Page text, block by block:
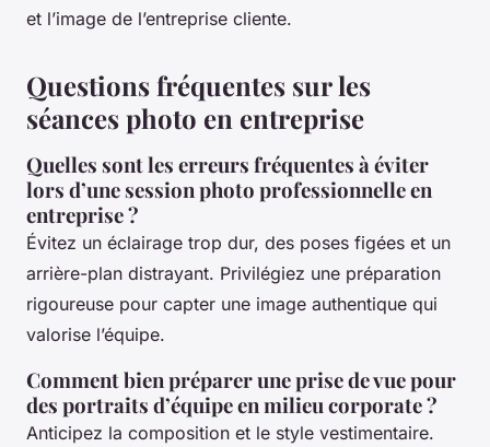
et l’image de l’entreprise cliente.
Questions fréquentes sur les
séances photo en entreprise
Quelles sont les erreurs fréquentes à éviter
lors d’une session photo professionnelle en
entreprise ?
Évitez un éclairage trop dur, des poses figées et un
arrière-plan distrayant. Privilégiez une préparation
rigoureuse pour capter une image authentique qui
valorise l’équipe.
Comment bien préparer une prise de vue pour
des portraits d’équipe en milieu corporate ?
Anticipez la composition et le style vestimentaire.